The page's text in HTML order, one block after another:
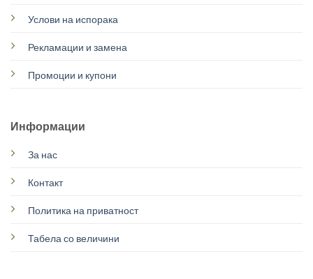
Услови на испорака
Рекламации и замена
Промоции и купони
Информации
За нас
Контакт
Политика на приватност
Табела со величини